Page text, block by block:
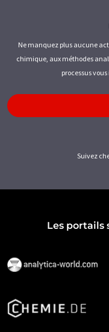
Ne manquez plus aucune
chimique, aux méthodes
processus
Suivez
Les portails